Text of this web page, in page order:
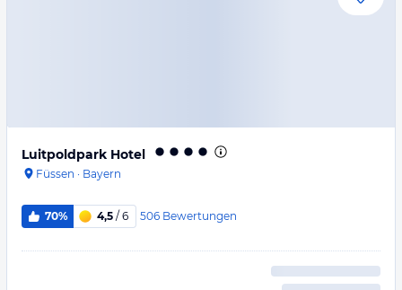
Luitpoldpark Hotel
Füssen · Bayern
70% 4,5 / 6 506 Bewertungen